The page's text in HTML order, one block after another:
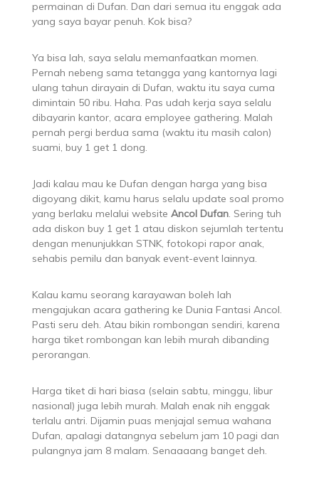
permainan di Dufan. Dan dari semua itu enggak ada
yang saya bayar penuh. Kok bisa?
Ya bisa lah, saya selalu memanfaatkan momen.
Pernah nebeng sama tetangga yang kantornya lagi
ulang tahun dirayain di Dufan, waktu itu saya cuma
dimintain 50 ribu. Haha. Pas udah kerja saya selalu
dibayarin kantor, acara employee gathering. Malah
pernah pergi berdua sama (waktu itu masih calon)
suami, buy 1 get 1 dong.
Jadi kalau mau ke Dufan dengan harga yang bisa
digoyang dikit, kamu harus selalu update soal promo
yang berlaku melalui website Ancol Dufan. Sering tuh
ada diskon buy 1 get 1 atau diskon sejumlah tertentu
dengan menunjukkan STNK, fotokopi rapor anak,
sehabis pemilu dan banyak event-event lainnya.
Kalau kamu seorang karayawan boleh lah
mengajukan acara gathering ke Dunia Fantasi Ancol.
Pasti seru deh. Atau bikin rombongan sendiri, karena
harga tiket rombongan kan lebih murah dibanding
perorangan.
Harga tiket di hari biasa (selain sabtu, minggu, libur
nasional) juga lebih murah. Malah enak nih enggak
terlalu antri. Dijamin puas menjajal semua wahana
Dufan, apalagi datangnya sebelum jam 10 pagi dan
pulangnya jam 8 malam. Senaaaang banget deh.